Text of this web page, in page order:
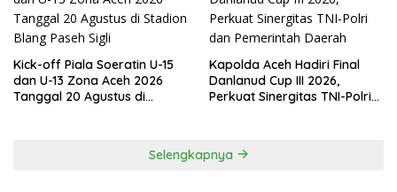
Kick-off Piala Soeratin U-15
dan U-13 Zona Aceh 2026
Tanggal 20 Agustus di
Kapolda Aceh Hadiri Final
Danlanud Cup III 2026,
Perkuat Sinergitas TNI-Polri
Selengkapnya